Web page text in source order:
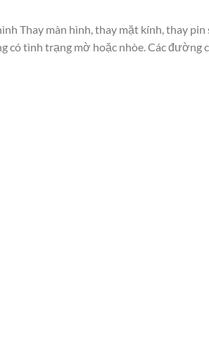
Thay màn hình, thay mặt kính, thay
có tình trạng mờ hoặc nhòe. Các đường